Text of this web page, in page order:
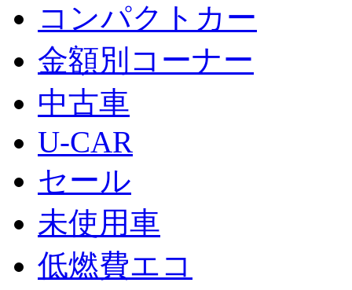
コンパクトカー
金額別コーナー
中古車
U-CAR
セール
未使用車
低燃費エコ